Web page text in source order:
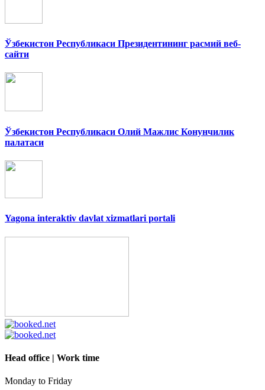
Ўзбекистон Республикаси Президентининг расмий веб-
сайти
Ўзбекистон Республикаси Олий Мажлис Конунчилик
палатаси
Yagona interaktiv davlat xizmatlari portali
Head office | Work time
Monday to Friday